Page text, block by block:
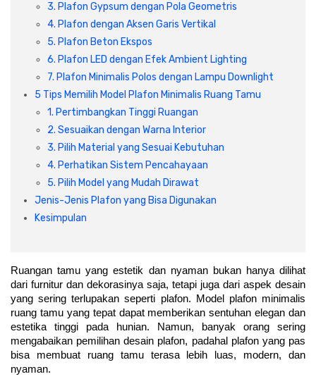
3. Plafon Gypsum dengan Pola Geometris
4. Plafon dengan Aksen Garis Vertikal
5. Plafon Beton Ekspos
6. Plafon LED dengan Efek Ambient Lighting
7. Plafon Minimalis Polos dengan Lampu Downlight
5 Tips Memilih Model Plafon Minimalis Ruang Tamu
1. Pertimbangkan Tinggi Ruangan
2. Sesuaikan dengan Warna Interior
3. Pilih Material yang Sesuai Kebutuhan
4. Perhatikan Sistem Pencahayaan
5. Pilih Model yang Mudah Dirawat
Jenis-Jenis Plafon yang Bisa Digunakan
Kesimpulan
Ruangan tamu yang estetik dan nyaman bukan hanya dilihat
dari furnitur dan dekorasinya saja, tetapi juga dari aspek desain
yang sering terlupakan seperti plafon. Model plafon minimalis
ruang tamu yang tepat dapat memberikan sentuhan elegan dan
estetika tinggi pada hunian. Namun, banyak orang sering
mengabaikan pemilihan desain plafon, padahal plafon yang pas
bisa membuat ruang tamu terasa lebih luas, modern, dan
nyaman.